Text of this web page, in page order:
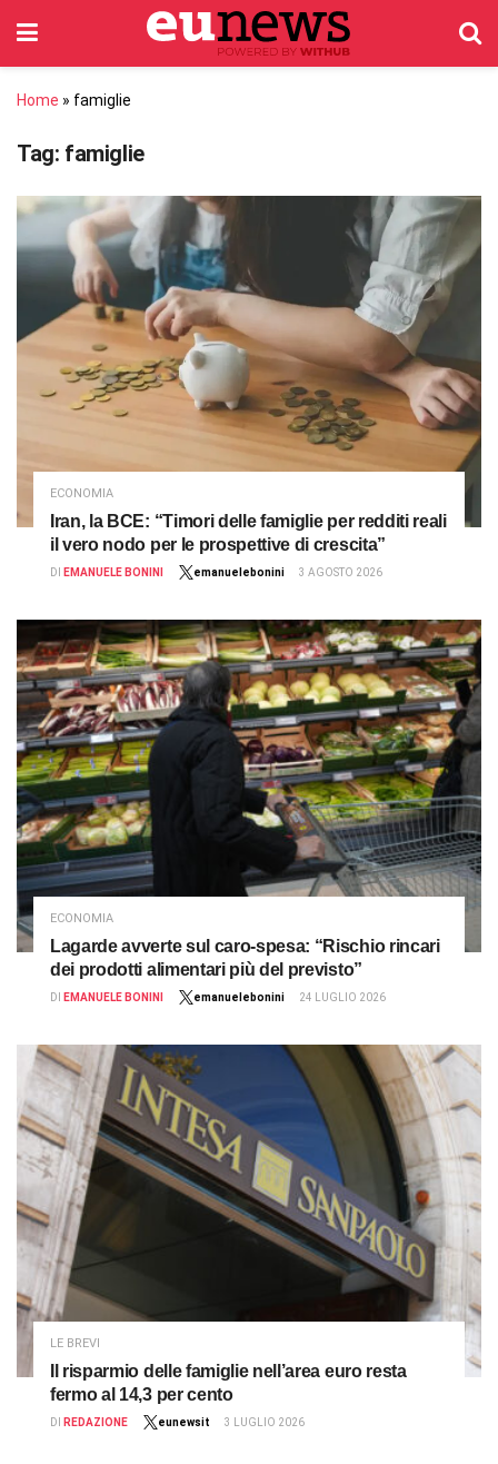
Home » famiglie
Tag: famiglie
ECONOMIA
Iran, la BCE: “Timori delle famiglie per redditi reali
il vero nodo per le prospettive di crescita”
DI EMANUELE BONINI emanuelebonini 3 AGOSTO 2026
ECONOMIA
Lagarde avverte sul caro-spesa: “Rischio rincari
dei prodotti alimentari più del previsto”
DI EMANUELE BONINI emanuelebonini 24 LUGLIO 2026
LE BREVI
Il risparmio delle famiglie nell’area euro resta
fermo al 14,3 per cento
DI REDAZIONE eunewsit 3 LUGLIO 2026